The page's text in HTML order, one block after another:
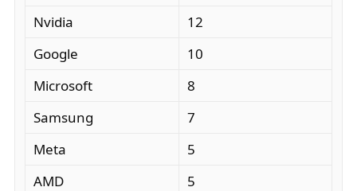
Nvidia
12
Google
10
Microsoft
8
Samsung
7
Meta
5
AMD
5